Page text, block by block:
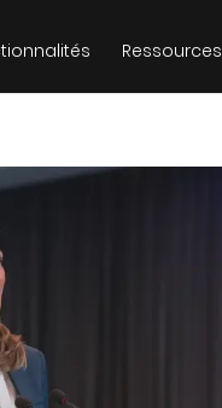
Ressources